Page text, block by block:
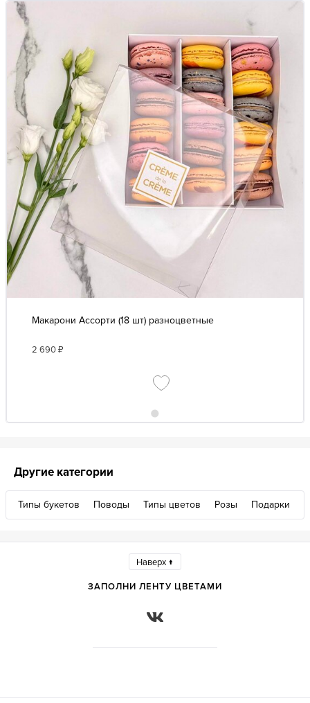
Макарони Ассорти (18 шт) разноцветные
2 690₽
Другие категории
Типы букетов Поводы Типы цветов Розы Подарки
ЗАПОЛНИ ЛЕНТУ ЦВЕТАМИ
Наверх ↑